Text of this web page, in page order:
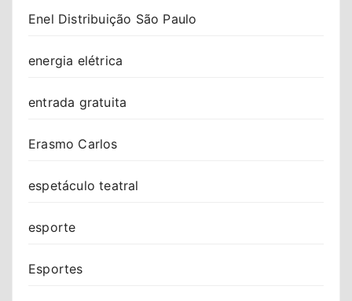
Enel Distribuição São Paulo
energia elétrica
entrada gratuita
Erasmo Carlos
espetáculo teatral
esporte
Esportes